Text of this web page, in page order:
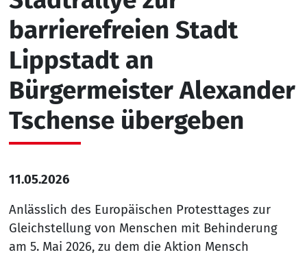
barrierefreien Stadt
Lippstadt an
Bürgermeister Alexander
Tschense übergeben
11.05.2026
Anlässlich des Europäischen Protesttages zur
Gleichstellung von Menschen mit Behinderung
am 5. Mai 2026, zu dem die Aktion Mensch